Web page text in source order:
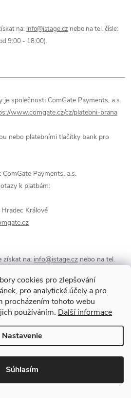
cookies pro zlepšování
pro analytické účely a pro
procházením tohoto webu
používáním. Další informace
Nastavenie
Súhlasím
na: info@istage.cz nebo na tel. čísle:
9:00 - 18:00).
společnosti ComGate Payments, a.s.
www.comgate.cz/cz/platebni-brana
nebo platebními tlačítky bank pro
Payments, a.s.
k platbám:
Králové
získat na:info@istage.cznebo na tel.
/ IČ: 07640986 si vyhrazuje právo na
dodání zboží" uvedených na
!
s čímkoli poradit,
nás!